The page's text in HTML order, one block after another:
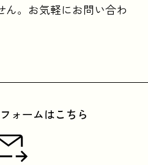
。 お気軽にお問い合わ
ォームはこちら